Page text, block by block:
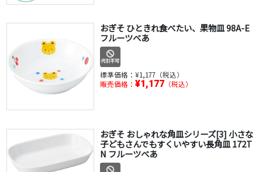
おぎそ ひときれ食べたい、果物皿 98A-E
フルーツべあ
標準価格： ¥1,177（税込）
販売価格： ¥1,177（税込）
おぎそ おしゃれな角皿シリーズ[3] 小さな
子どもさんでもすくいやすい長角皿 172T
N フルーツべあ